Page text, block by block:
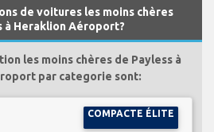
de voitures les moins chères
à Heraklion Aéroport?
les moins chères de Payless à
par categorie sont:
COMPACTE ÉLITE